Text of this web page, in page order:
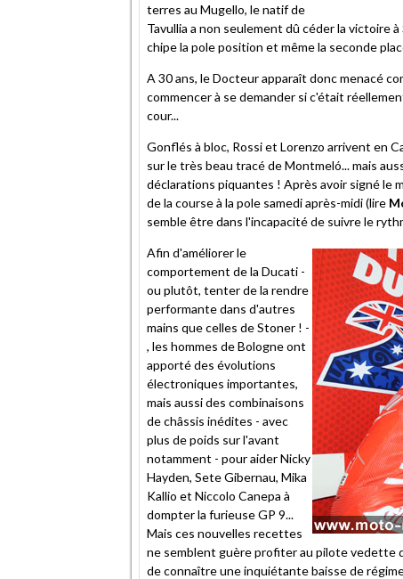
terres au Mugello, le natif de
Tavullia a non seulement dû céder la victoire
chipe la pole position et même la seconde
A 30 ans, le Docteur apparaît donc menacé
commencer à se demander si c'était
cour...
Gonflés à bloc, Rossi et Lorenzo arrivent en
sur le très beau tracé de Montmeló... mais
déclarations piquantes ! Après avoir signé le
de la course à la pole samedi après-midi (lire
semble être dans l'incapacité de suivre le
Afin d'améliorer le
comportement de la Ducati -
ou plutôt, tenter de la rendre
performante dans d'autres
mains que celles de Stoner ! -
, les hommes de Bologne ont
apporté des évolutions
électroniques importantes,
mais aussi des combinaisons
de châssis inédites - avec
plus de poids sur l'avant
notamment - pour aider Nicky
Hayden, Sete Gibernau, Mika
Kallio et Niccolo Canepa à
dompter la furieuse GP 9...
Mais ces nouvelles recettes
ne semblent guère profiter au pilote vedette
de connaître une inquiétante baisse de